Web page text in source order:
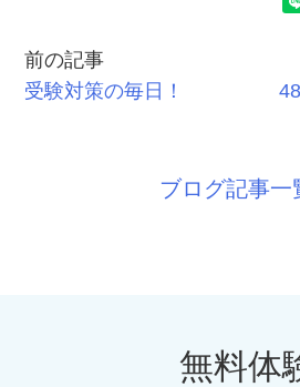
前の記事
受験対策の毎日！
ブログ記事一
無料体